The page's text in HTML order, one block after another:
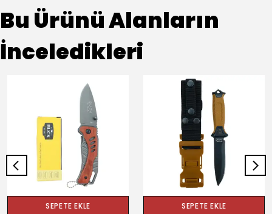
Bu Ürünü Alanların
İnceledikleri
SEPETE EKLE SEPETE EKLE